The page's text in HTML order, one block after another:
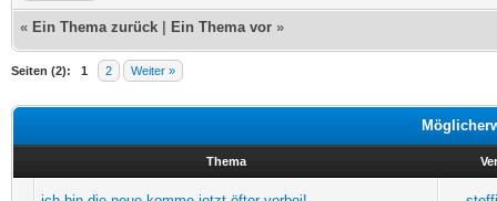
« Ein Thema zurück Ein Thema vor »
Seiten (2): 1 2 Weiter »
Thema